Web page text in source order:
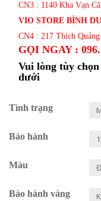
CN3 : 1140 Kha Vạn
VIO STORE BÌNH
CN4 : 217 Thích
GỌI NGAY :
Vui lòng tùy
dưới
Tình trạng
Bảo hành
Màu
Bảo hành vàng